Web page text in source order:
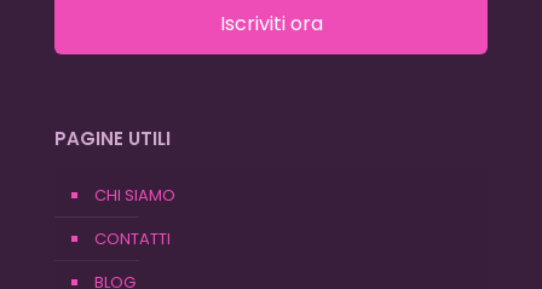
Iscriviti ora
PAGINE UTILI
CHI SIAMO
CONTATTI
BLOG